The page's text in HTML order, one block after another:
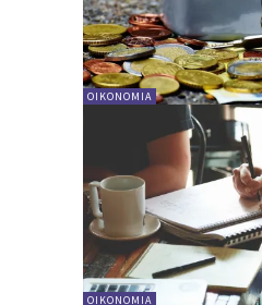
ΟΙΚΟΝΟΜΊΑ
ΟΙΚΟΝΟΜΊΑ